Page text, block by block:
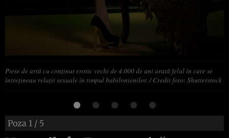
Piese de artă cu conţinut erotic vechi de 4.000 de ani arată felul în care se
întreţineau relaţii sexuale în timpul babilonienilor. / Credit foto: Shutterstock
Poza 1 / 5